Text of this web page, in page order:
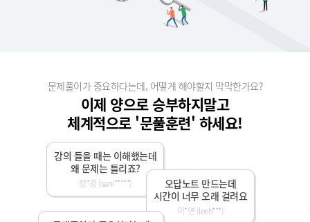
문제풀이가 중요하다는데, 어떻게 해야할지 막막한가요?
이제 양으로 승부하지말고
체계적으로 '문풀훈련' 하세요!
강의 들을 때는 이해했는데
왜 문제는 틀리죠?
정*경 (sani*****)
오답노트 만드는데
시간이 너무 오래 걸려요
이*연 (leeh***)